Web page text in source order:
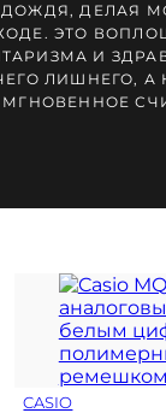
ДЕЛАЯ
ЭТО
И
ЛИШНЕГО, А
МГНОВЕННОЕ
CASIO